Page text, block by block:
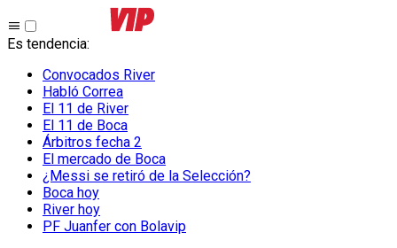
Es tendencia:
Convocados River
Habló Correa
El 11 de River
El 11 de Boca
Árbitros fecha 2
El mercado de Boca
¿Messi se retiró de la Selección?
Boca hoy
River hoy
PF Juanfer con Bolavip